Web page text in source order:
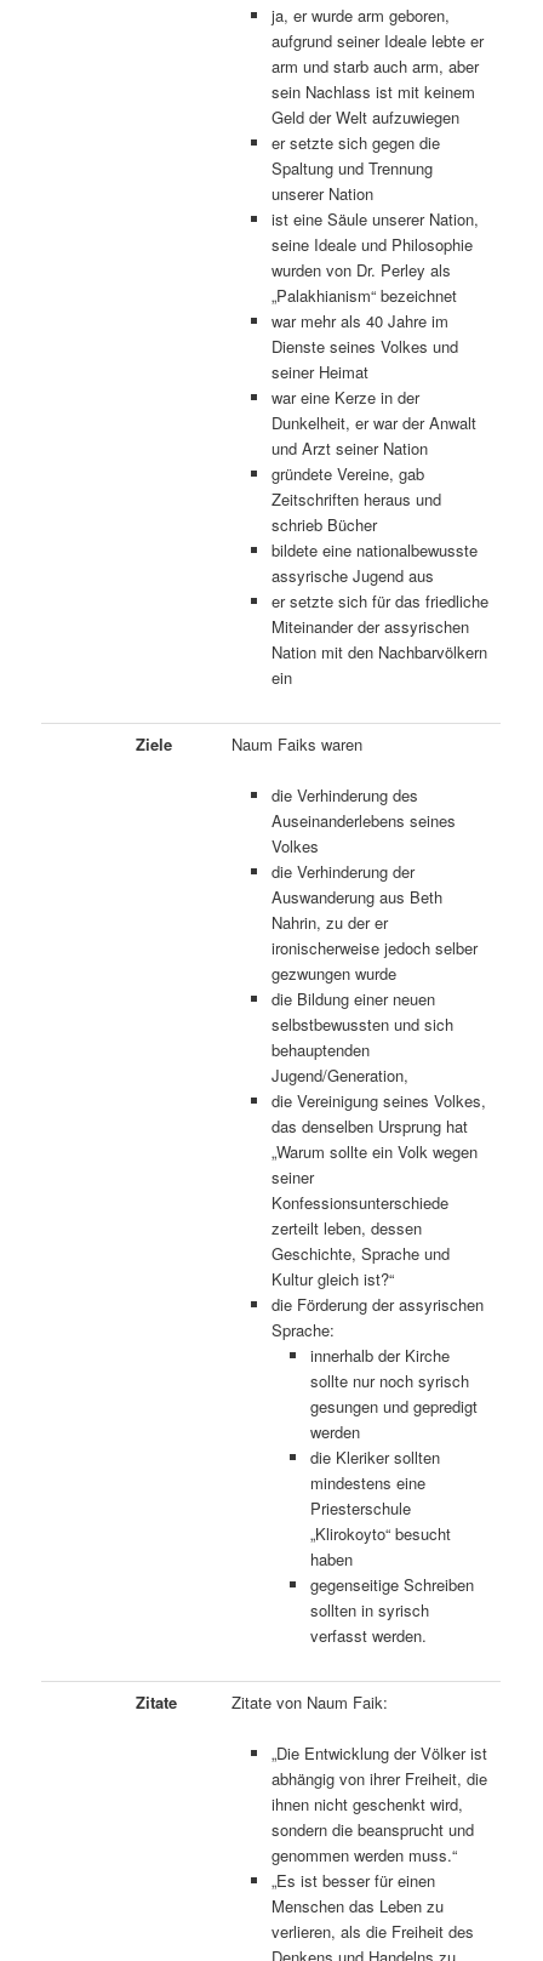
ja, er wurde arm geboren,
aufgrund seiner Ideale lebte er
arm und starb auch arm, aber
sein Nachlass ist mit keinem
Geld der Welt aufzuwiegen
er setzte sich gegen die
Spaltung und Trennung
unserer Nation
ist eine Säule unserer Nation,
seine Ideale und Philosophie
wurden von Dr. Perley als
„Palakhianism“ bezeichnet
war mehr als 40 Jahre im
Dienste seines Volkes und
seiner Heimat
war eine Kerze in der
Dunkelheit, er war der Anwalt
und Arzt seiner Nation
gründete Vereine, gab
Zeitschriften heraus und
schrieb Bücher
bildete eine nationalbewusste
assyrische Jugend aus
er setzte sich für das friedliche
Miteinander der assyrischen
Nation mit den Nachbarvölkern
ein
Ziele Naum Faiks waren
die Verhinderung des
Auseinanderlebens seines
Volkes
die Verhinderung der
Auswanderung aus Beth
Nahrin, zu der er
ironischerweise jedoch selber
gezwungen wurde
die Bildung einer neuen
selbstbewussten und sich
behauptenden
Jugend/Generation,
die Vereinigung seines Volkes,
das denselben Ursprung hat
„Warum sollte ein Volk wegen
seiner
Konfessionsunterschiede
zerteilt leben, dessen
Geschichte, Sprache und
Kultur gleich ist?“
die Förderung der assyrischen
Sprache:
innerhalb der Kirche
sollte nur noch syrisch
gesungen und gepredigt
werden
die Kleriker sollten
mindestens eine
Priesterschule
„Klirokoyto“ besucht
haben
gegenseitige Schreiben
sollten in syrisch
verfasst werden.
Zitate Zitate von Naum Faik:
„Die Entwicklung der Völker ist
abhängig von ihrer Freiheit, die
ihnen nicht geschenkt wird,
sondern die beansprucht und
genommen werden muss.“
„Es ist besser für einen
Menschen das Leben zu
verlieren, als die Freiheit des
Denkens und Handelns zu